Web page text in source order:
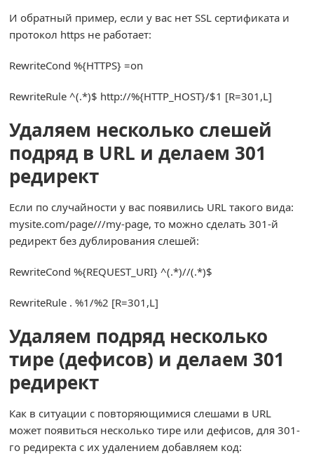
И обратный пример, если у вас нет SSL сертификата и
протокол https не работает:
RewriteCond %{HTTPS} =on
RewriteRule ^(.*)$ http://%{HTTP_HOST}/$1 [R=301,L]
Удаляем несколько слешей
подряд в URL и делаем 301
редирект
Если по случайности у вас появились URL такого вида:
mysite.com/page///my-page, то можно сделать 301-й
редирект без дублирования слешей:
RewriteCond %{REQUEST_URI} ^(.*)//(.*)$
RewriteRule . %1/%2 [R=301 ,L]
Удаляем подряд несколько
тире (дефисов) и делаем 301
редирект
Как в ситуации с повторяющимися слешами в URL
может появиться несколько тире или дефисов, для 301-
го редиректа с их удалением добавляем код: